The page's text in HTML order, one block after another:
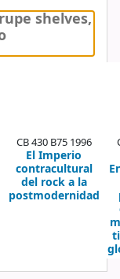
shelves,
shelf browser)
CB 430 B75 1996
El Imperio
contracultural
del rock a la
postmodernidad